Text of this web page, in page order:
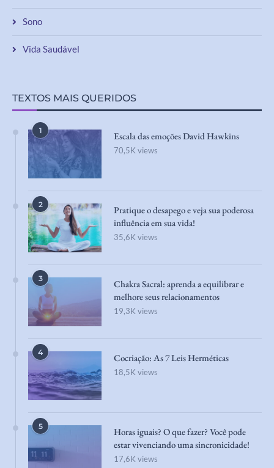
Sono
Vida Saudável
TEXTOS MAIS QUERIDOS
1 Escala das emoções David Hawkins
70,5K views
2
Pratique o desapego e veja sua poderosa
influência em sua vida!
35,6K views
3
Chakra Sacral: aprenda a equilibrar e
melhore seus relacionamentos
19,3K views
4 Cocriação: As 7 Leis Herméticas
18,5K views
5
Horas iguais? O que fazer? Você pode
estar vivenciando uma sincronicidade!
17,6K views